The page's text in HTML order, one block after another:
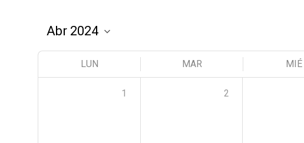
LUN MAR MIÉ
1 2